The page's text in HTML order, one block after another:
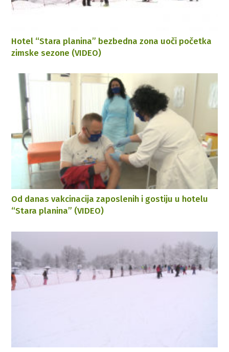
Hotel “Stara planina” bezbedna zona uoči početka
zimske sezone (VIDEO)
Od danas vakcinacija zaposlenih i gostiju u hotelu
“Stara planina” (VIDEO)